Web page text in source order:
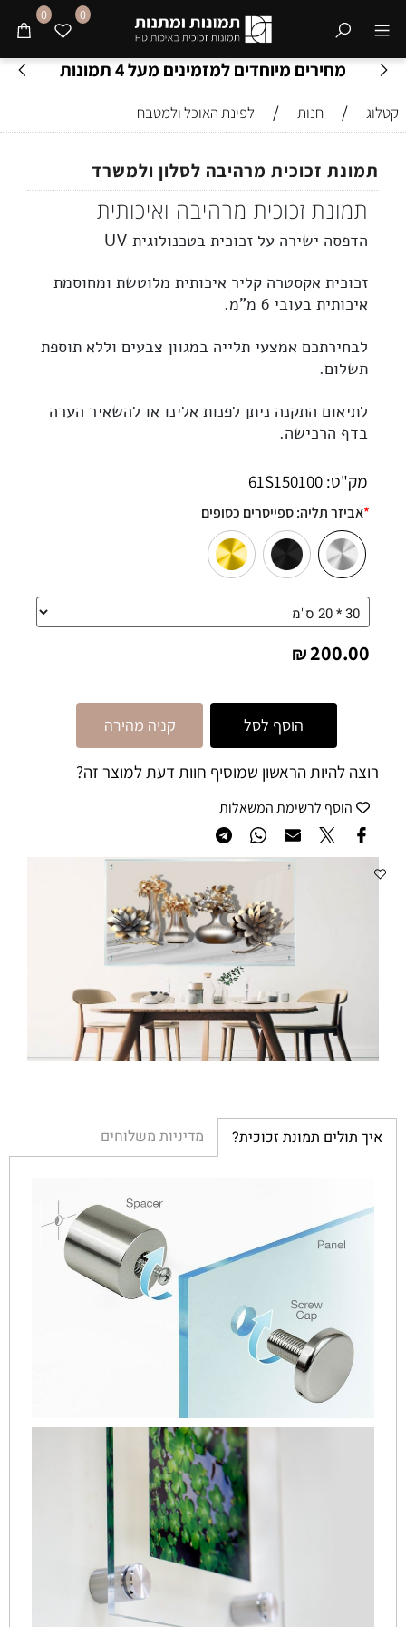
מחירים מיוחדים למזמינים מעל 4 תמונות
0 0
קטלוג / חנות / לפינת האוכל ולמטבח
תמונת זכוכית מרהיבה לסלון ולמשרד
תמונת זכוכית מרהיבה ואיכותית
הדפסה ישירה על זכוכית בטכנולוגית UV
זכוכית אקסטרה קליר איכותית מלוטשת ומחוסמת
איכותית בעובי 6 מ”מ.
לבחירתכם אמצעי תלייה במגוון צבעים וללא תוספת
תשלום.
לתיאום התקנה ניתן לפנות אלינו או להשאיר הערה
בדף הרכישה.
מק"ט: 61S150100
*אביזר תליה:ספייסרים כסופים
₪200.00
הוסף לסל קניה מהירה
רוצה להיות הראשון שמוסיף חוות דעת למוצר זה?
הוסף לרשימת המשאלות
איך תולים תמונת זכוכית? מדיניות משלוחים